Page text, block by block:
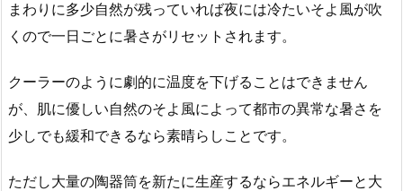
まわりに多少自然が残っていれば夜には冷たいそよ風が吹
くので一日ごとに暑さがリセットされます。
クーラーのように劇的に温度を下げることはできません
が、肌に優しい自然のそよ風によって都市の異常な暑さを
少しでも緩和できるなら素晴らしことです。
ただし大量の陶器筒を新たに生産するならエネルギーと大